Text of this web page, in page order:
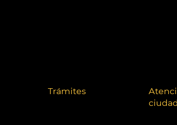
Trámites